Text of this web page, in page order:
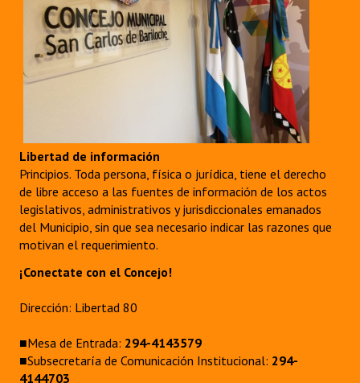
Libertad de información
Principios. Toda persona, física o jurídica, tiene el derecho
de libre acceso a las fuentes de información de los actos
legislativos, administrativos y jurisdiccionales emanados
del Municipio, sin que sea necesario indicar las razones que
motivan el requerimiento.
¡Conectate con el Concejo!
Dirección: Libertad 80
■Mesa de Entrada: 294-4143579
■Subsecretaría de Comunicación Institucional: 294-
4144703